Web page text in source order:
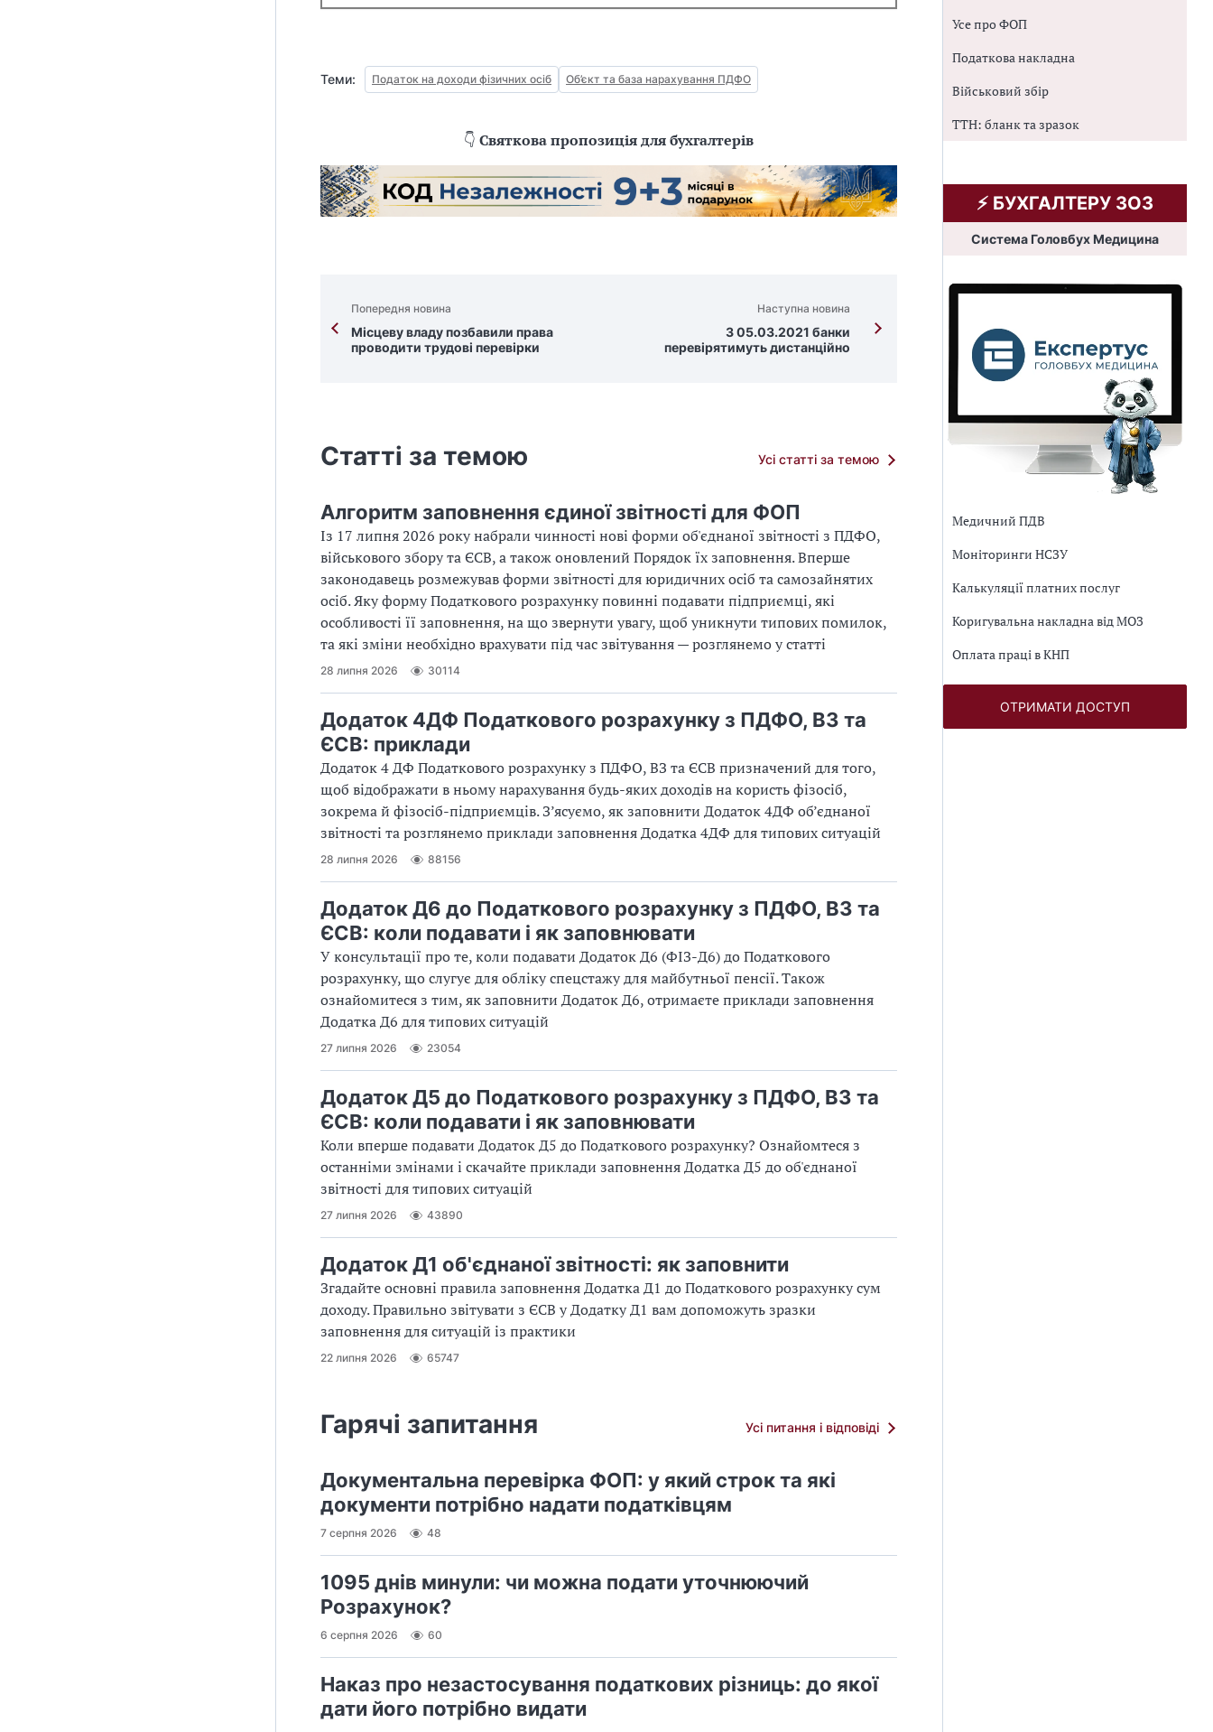
Теми: Податок на доходи фізичних осіб Об’єкт та база нарахування ПДФО
👇 Святкова пропозиція для бухгалтерів
Попередня новина
Місцеву владу позбавили права
проводити трудові перевірки
Наступна новина
З 05.03.2021 банки
перевірятимуть дистанційно
Статті за темою Усі статті за темою
Алгоритм заповнення єдиної звітності для ФОП
Із 17 липня 2026 року набрали чинності нові форми об'єднаної звітності з ПДФО,
військового збору та ЄСВ, а також оновлений Порядок їх заповнення. Вперше
законодавець розмежував форми звітності для юридичних осіб та самозайнятих
осіб. Яку форму Податкового розрахунку повинні подавати підприємці, які
особливості її заповнення, на що звернути увагу, щоб уникнути типових помилок,
та які зміни необхідно врахувати під час звітування — розглянемо у статті
28 липня 2026 30114
Додаток 4ДФ Податкового розрахунку з ПДФО, ВЗ та
ЄСВ: приклади
Додаток 4 ДФ Податкового розрахунку з ПДФО, ВЗ та ЄСВ призначений для того,
щоб відображати в ньому нарахування будь-яких доходів на користь фізосіб,
зокрема й фізосіб-підприємців. З’ясуємо, як заповнити Додаток 4ДФ об’єднаної
звітності та розглянемо приклади заповнення Додатка 4ДФ для типових ситуацій
28 липня 2026 88156
Додаток Д6 до Податкового розрахунку з ПДФО, ВЗ та
ЄСВ: коли подавати і як заповнювати
У консультації про те, коли подавати Додаток Д6 (ФІЗ-Д6) до Податкового
розрахунку, що слугує для обліку спецстажу для майбутньої пенсії. Також
ознайомитеся з тим, як заповнити Додаток Д6, отримаєте приклади заповнення
Додатка Д6 для типових ситуацій
27 липня 2026 23054
Додаток Д5 до Податкового розрахунку з ПДФО, ВЗ та
ЄСВ: коли подавати і як заповнювати
Коли вперше подавати Додаток Д5 до Податкового розрахунку? Ознайомтеся з
останніми змінами і скачайте приклади заповнення Додатка Д5 до об'єднаної
звітності для типових ситуацій
27 липня 2026 43890
Додаток Д1 об'єднаної звітності: як заповнити
Згадайте основні правила заповнення Додатка Д1 до Податкового розрахунку сум
доходу. Правильно звітувати з ЄСВ у Додатку Д1 вам допоможуть зразки
заповнення для ситуацій із практики
22 липня 2026 65747
Гарячі запитання Усі питання і відповіді
Документальна перевірка ФОП: у який строк та які
документи потрібно надати податківцям
7 серпня 2026 48
1095 днів минули: чи можна подати уточнюючий
Розрахунок?
6 серпня 2026 60
Наказ про незастосування податкових різниць: до якої
дати його потрібно видати
Усе про ФОП
Податкова накладна
Військовий збір
ТТН: бланк та зразок
⚡️ БУХГАЛТЕРУ ЗОЗ
Система Головбух Медицина
Медичний ПДВ
Моніторинги НСЗУ
Калькуляції платних послуг
Коригувальна накладна від МОЗ
Оплата праці в КНП
ОТРИМАТИ ДОСТУП